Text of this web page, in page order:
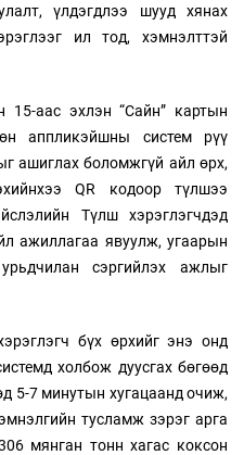
үлдэгдлээ шууд хянах
ил тод, хэмнэлттэй
15-аас эхлэн “Сайн” картын
аппликэйшны систем рүү
ашиглах боломжгүй айл өрх,
QR кодоор түлшээ
Түлш хэрэглэгчдэд
ажиллагаа явуулж, угаарын
сэргийлэх ажлыг
бүх өрхийг энэ онд
холбож дуусгах бөгөөд
5-7 минутын хугацаанд очиж,
тусламж зэрэг арга
мянган тонн хагас коксон